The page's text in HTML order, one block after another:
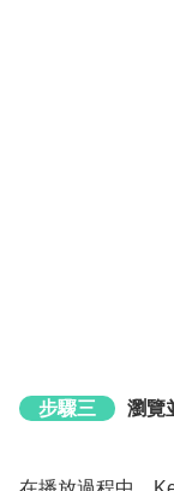
步驟三 瀏覽